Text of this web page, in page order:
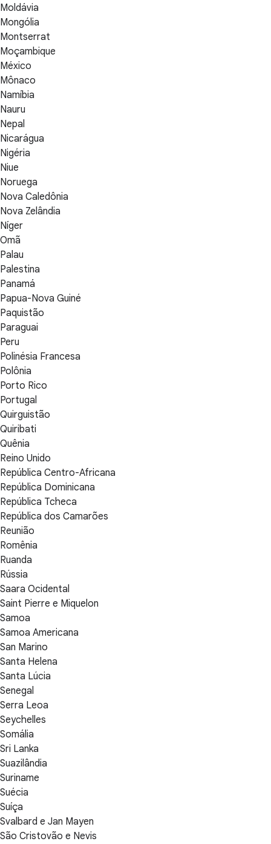
Moldávia
Mongólia
Montserrat
Moçambique
México
Mônaco
Namíbia
Nauru
Nepal
Nicarágua
Nigéria
Niue
Noruega
Nova Caledônia
Nova Zelândia
Níger
Omã
Palau
Palestina
Panamá
Papua-Nova Guiné
Paquistão
Paraguai
Peru
Polinésia Francesa
Polônia
Porto Rico
Portugal
Quirguistão
Quiribati
Quênia
Reino Unido
República Centro-Africana
República Dominicana
República Tcheca
República dos Camarões
Reunião
Romênia
Ruanda
Rússia
Saara Ocidental
Saint Pierre e Miquelon
Samoa
Samoa Americana
San Marino
Santa Helena
Santa Lúcia
Senegal
Serra Leoa
Seychelles
Somália
Sri Lanka
Suazilândia
Suriname
Suécia
Suíça
Svalbard e Jan Mayen
São Cristovão e Nevis